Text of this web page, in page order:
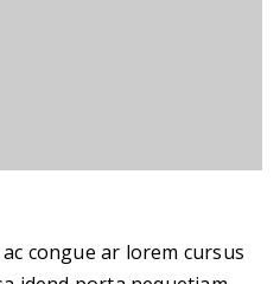
congue ar lorem cursus